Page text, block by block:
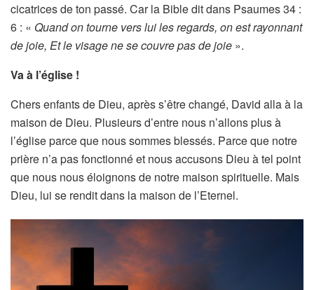
cicatrices de ton passé. Car la Bible dit dans Psaumes 34 :
6 : « Quand on tourne vers lui les regards, on est rayonnant
de joie, Et le visage ne se couvre pas de joie ».
Va à l’église !
Chers enfants de Dieu, après s’être changé, David alla à la
maison de Dieu. Plusieurs d’entre nous n’allons plus à
l’église parce que nous sommes blessés. Parce que notre
prière n’a pas fonctionné et nous accusons Dieu à tel point
que nous nous éloignons de notre maison spirituelle. Mais
Dieu, lui se rendit dans la maison de l’Eternel.